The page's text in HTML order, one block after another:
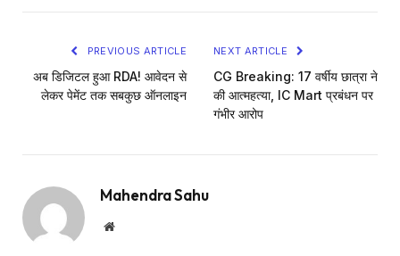
PREVIOUS ARTICLE
अब डिजिटल हुआ RDA! आवेदन से
लेकर पेमेंट तक सबकुछ ऑनलाइन
NEXT ARTICLE
CG Breaking: 17 वर्षीय छात्रा ने
की आत्महत्या, IC Mart प्रबंधन पर
गंभीर आरोप
Mahendra Sahu
Website